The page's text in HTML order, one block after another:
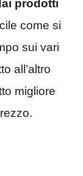
prodotti
come si
sui vari
all’altro
migliore